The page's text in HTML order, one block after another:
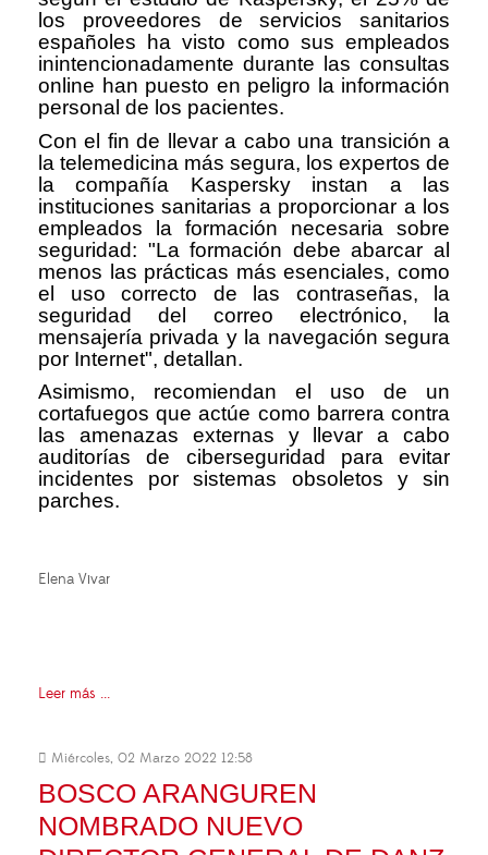
los proveedores de servicios sanitarios
españoles ha visto como sus empleados
inintencionadamente durante las consultas
online han puesto en peligro la información
personal de los pacientes.
Con el fin de llevar a cabo una transición a
la telemedicina más segura, los expertos de
la compañía Kaspersky instan a las
instituciones sanitarias a proporcionar a los
empleados la formación necesaria sobre
seguridad: "La formación debe abarcar al
menos las prácticas más esenciales, como
el uso correcto de las contraseñas, la
seguridad del correo electrónico, la
mensajería privada y la navegación segura
por Internet", detallan.
Asimismo, recomiendan el uso de un
cortafuegos que actúe como barrera contra
las amenazas externas y llevar a cabo
auditorías de ciberseguridad para evitar
incidentes por sistemas obsoletos y sin
parches.
Elena Vivar
Leer más ...
Miércoles, 02 Marzo 2022 12:58
BOSCO ARANGUREN
NOMBRADO NUEVO